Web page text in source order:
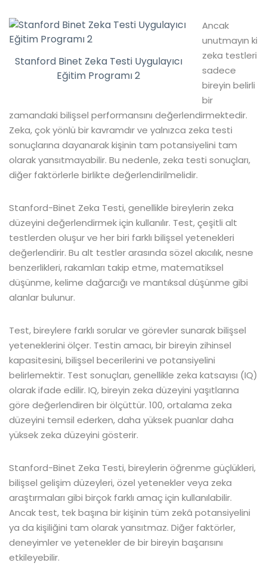
Stanford Binet Zeka Testi Uygulayıcı
Eğitim Programı 2
Ancak
unutmayın ki
zeka testleri
sadece
bireyin belirli
bir
zamandaki bilişsel performansını değerlendirmektedir.
Zeka, çok yönlü bir kavramdır ve yalnızca zeka testi
sonuçlarına dayanarak kişinin tam potansiyelini tam
olarak yansıtmayabilir. Bu nedenle, zeka testi sonuçları,
diğer faktörlerle birlikte değerlendirilmelidir.
Stanford-Binet Zeka Testi, genellikle bireylerin zeka
düzeyini değerlendirmek için kullanılır. Test, çeşitli alt
testlerden oluşur ve her biri farklı bilişsel yetenekleri
değerlendirir. Bu alt testler arasında sözel akıcılık, nesne
benzerlikleri, rakamları takip etme, matematiksel
düşünme, kelime dağarcığı ve mantıksal düşünme gibi
alanlar bulunur.
Test, bireylere farklı sorular ve görevler sunarak bilişsel
yeteneklerini ölçer. Testin amacı, bir bireyin zihinsel
kapasitesini, bilişsel becerilerini ve potansiyelini
belirlemektir. Test sonuçları, genellikle zeka katsayısı (IQ)
olarak ifade edilir. IQ, bireyin zeka düzeyini yaşıtlarına
göre değerlendiren bir ölçüttür. 100, ortalama zeka
düzeyini temsil ederken, daha yüksek puanlar daha
yüksek zeka düzeyini gösterir.
Stanford-Binet Zeka Testi, bireylerin öğrenme güçlükleri,
bilişsel gelişim düzeyleri, özel yetenekler veya zeka
araştırmaları gibi birçok farklı amaç için kullanılabilir.
Ancak test, tek başına bir kişinin tüm zekâ potansiyelini
ya da kişiliğini tam olarak yansıtmaz. Diğer faktörler,
deneyimler ve yetenekler de bir bireyin başarısını
etkileyebilir.